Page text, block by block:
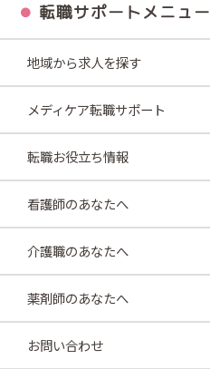
転職サポートメニュー
地域から求人を探す
メディケア転職サポート
転職お役立ち情報
看護師のあなたへ
介護職のあなたへ
薬剤師のあなたへ
お問い合わせ